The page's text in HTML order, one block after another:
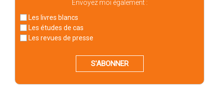
Envoyez moi également :
Les livres blancs
Les études de cas
Les revues de presse
S'ABONNER